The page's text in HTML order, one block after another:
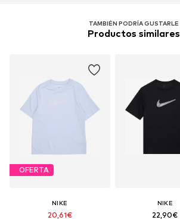
Funciones: Secado rápidoTAMBIÉN PODRÍA GUSTARLE
Productos similares
OFERTA
NIKE
20,61€
NIKE
22,90€